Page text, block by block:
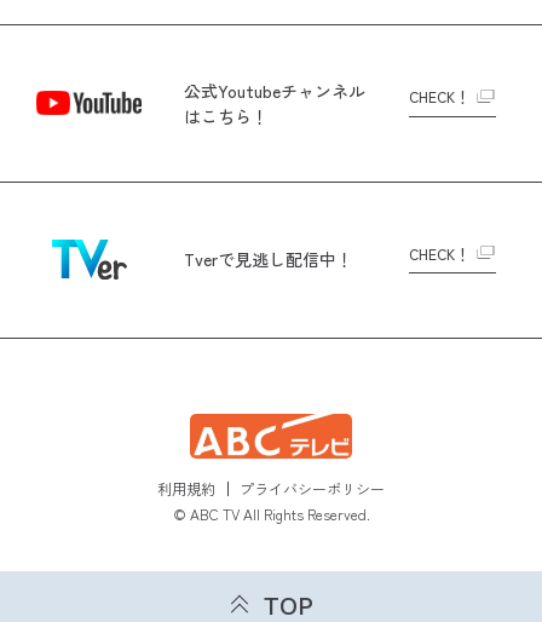
公式Youtubeチャンネル
はこちら！
CHECK！
Tverで見逃し配信中！ CHECK！
利用規約
プライバシーポリシー
© ABC TV All Rights Reserved.
TOP